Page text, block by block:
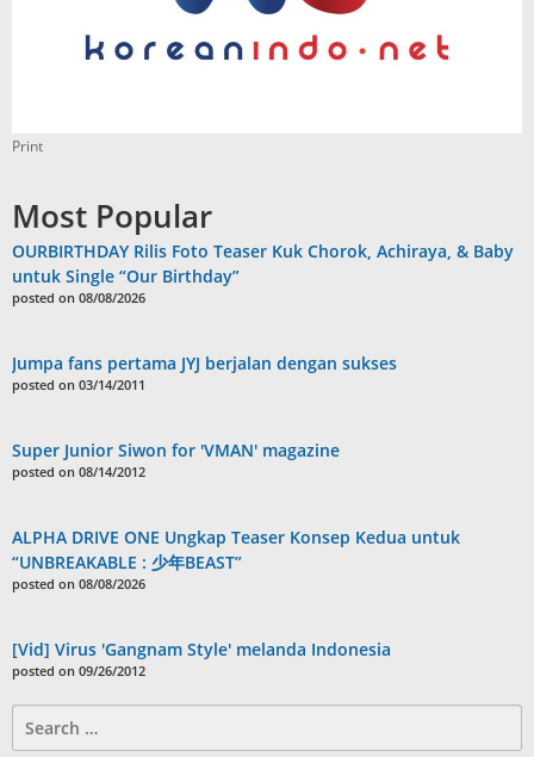
Print
Most Popular
OURBIRTHDAY Rilis Foto Teaser Kuk Chorok, Achiraya, & Baby
untuk Single “Our Birthday”
posted on 08/08/2026
Jumpa fans pertama JYJ berjalan dengan sukses
posted on 03/14/2011
Super Junior Siwon for 'VMAN' magazine
posted on 08/14/2012
ALPHA DRIVE ONE Ungkap Teaser Konsep Kedua untuk
“UNBREAKABLE : 少年BEAST”
posted on 08/08/2026
[Vid] Virus 'Gangnam Style' melanda Indonesia
posted on 09/26/2012
for: